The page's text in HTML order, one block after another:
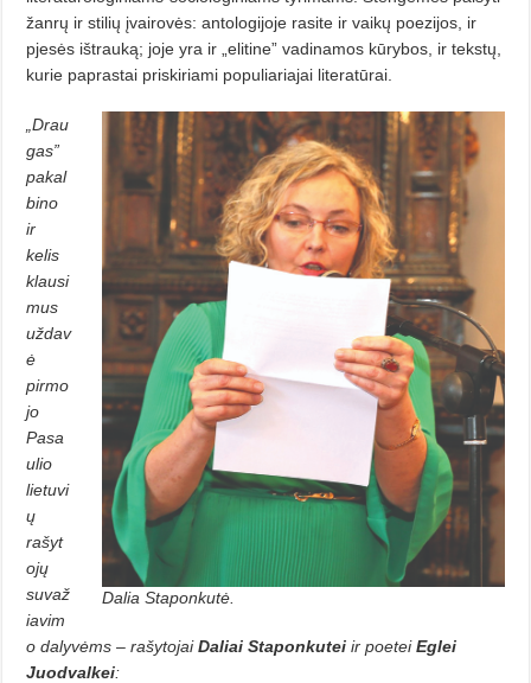
žanrų ir stilių įvairovės: antologijoje rasite ir vaikų poezijos, ir
pjesės ištrauką; joje yra ir „elitine” vadinamos kūrybos, ir tekstų,
kurie paprastai priskiriami populiariajai literatūrai.
Dalia Staponkutė.
„Drau
gas”
pakal
bino
ir
kelis
klausi
mus
uždav
ė
pirmo
jo
Pasa
ulio
lietuvi
ų
rašyt
ojų
suvaž
iavim
o dalyvėms – rašytojaiDaliai Staponkutei ir poeteiEglei
Juodvalkei: